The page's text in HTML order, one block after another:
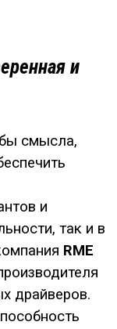
и
смысла,
и
так и в
RME
драйверов.